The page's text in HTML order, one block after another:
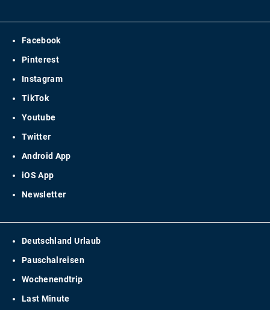
Facebook
Pinterest
Instagram
TikTok
Youtube
Twitter
Android App
iOS App
Newsletter
Deutschland Urlaub
Pauschalreisen
Wochenendtrip
Last Minute